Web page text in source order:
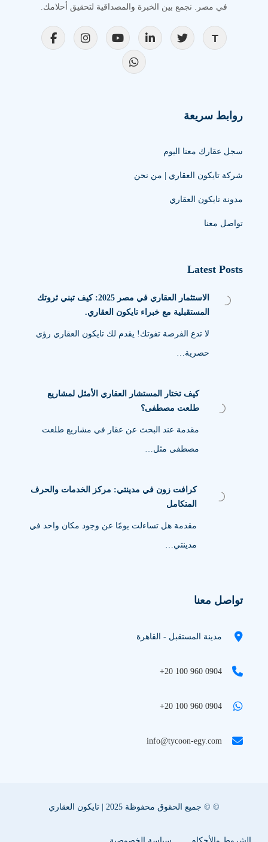
في مصر. نجمع بين الخبرة والمصداقية لتحقيق أحلامك.
روابط سريعة
سجل عقارك معنا اليوم
شركة تايكون العقاري | من نحن
مدونة تايكون العقاري
تواصل معنا
Latest Posts
الاستثمار العقاري في مصر 2025: كيف تبني ثروتك
المستقبلية مع خبراء تايكون العقاري.
لا تدع الفرصة تفوتك! يقدم لك تايكون العقاري رؤى
حصرية…
كيف تختار المستشار العقاري الأمثل لمشاريع
طلعت مصطفى؟
مقدمة عند البحث عن عقار في مشاريع طلعت
مصطفى مثل…
كرافت زون في مدينتي: مركز الخدمات والحرف
المتكامل
مقدمة هل تساءلت يومًا عن وجود مكان واحد في
مدينتي…
تواصل معنا
مدينة المستقبل - القاهرة
+20 100 960 0904
+20 100 960 0904
info@tycoon-egy.com
© © جميع الحقوق محفوظة 2025 | تايكون العقاري
الشروط والأحكام سياسة الخصوصية